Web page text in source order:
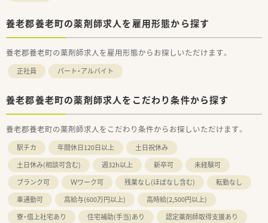
養老郡養老町の薬剤師求人を雇用形態から探す
養老郡養老町の薬剤師求人を雇用形態からお探しいただけます。
正社員 パート・アルバイト
養老郡養老町の薬剤師求人をこだわり条件から探す
養老郡養老町の薬剤師求人をこだわり条件からお探しいただけます。
駅チカ 年間休日120日以上
土日祝休み
土日休み(相談可含む)
週32h以上 新卒可
未経験可
ブランク可
Ｗワーク可 残業なし(ほぼなし含む)
転勤なし
車通勤可
高給与(600万円以上)
高時給(2,500円以上)
寮・借上社宅あり
住宅補助(手当)あり
認定薬剤師取得支援あり